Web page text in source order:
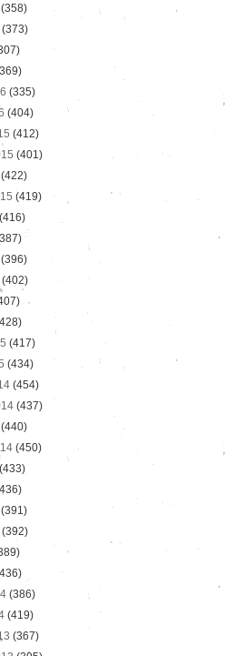
(358)
(373)
(335)
(404)
(412)
(401)
(422)
(419)
(416)
(396)
(402)
(417)
(434)
(454)
(437)
(440)
(450)
(433)
(391)
(392)
(386)
(419)
(367)